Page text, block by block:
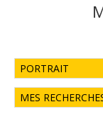
PORTRAIT
MES